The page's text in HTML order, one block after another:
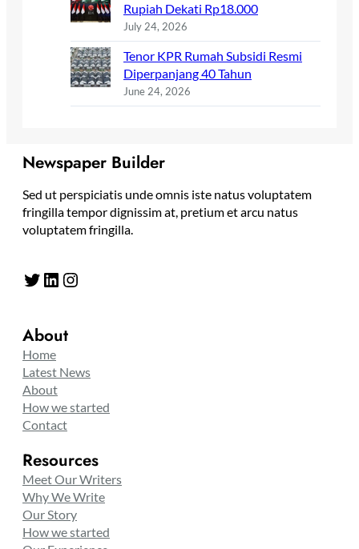
Rupiah Dekati Rp18.000
July 24, 2026
Tenor KPR Rumah Subsidi Resmi
Diperpanjang 40 Tahun
June 24, 2026
Newspaper Builder
Sed ut perspiciatis unde omnis iste natus voluptatem
fringilla tempor dignissim at, pretium et arcu natus
voluptatem fringilla.
Twitter LinkedIn Instagram
About
Home
Latest News
About
How we started
Contact
Resources
Meet Our Writers
Why We Write
Our Story
How we started